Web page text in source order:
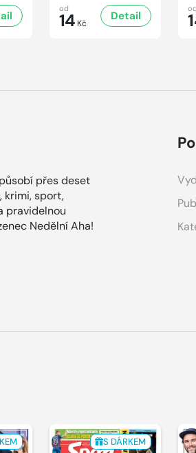
od
14 Kč
Detail
od
přes deset
krimi, sport,
pravidelnou
Nedělní Aha!
S DÁRKEM